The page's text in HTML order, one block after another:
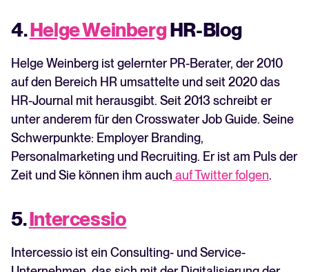
4.Helge WeinbergHR-Blog
Helge Weinberg ist gelernter PR-Berater, der 2010
auf den Bereich HR umsattelte und seit 2020 das
HR-Journal mit herausgibt. Seit 2013 schreibt er
unter anderem für den Crosswater Job Guide. Seine
Schwerpunkte: Employer Branding,
Personalmarketing und Recruiting. Er ist am Puls der
Zeit und Sie können ihm auch auf Twitter folgen.
5.Intercessio
Intercessio ist ein Consulting- und Service-